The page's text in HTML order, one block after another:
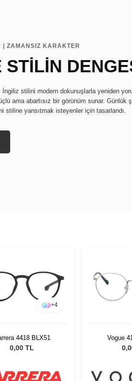
| ZAMANSIZ KARAKTER
STİLİN
stilini modern dokunuşlarla yeniden
ama abartısız bir görünüm sunar. Günlük
stiline yansıtmak isteyenler için tasarlandı.
+4
4418 BLX51
0,00 TL
Vogue